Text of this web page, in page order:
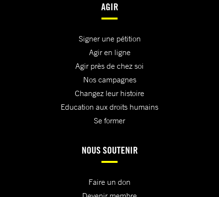
AGIR
Signer une pétition
Agir en ligne
Agir près de chez soi
Nos campagnes
Changez leur histoire
Education aux droits humains
Se former
NOUS SOUTENIR
Faire un don